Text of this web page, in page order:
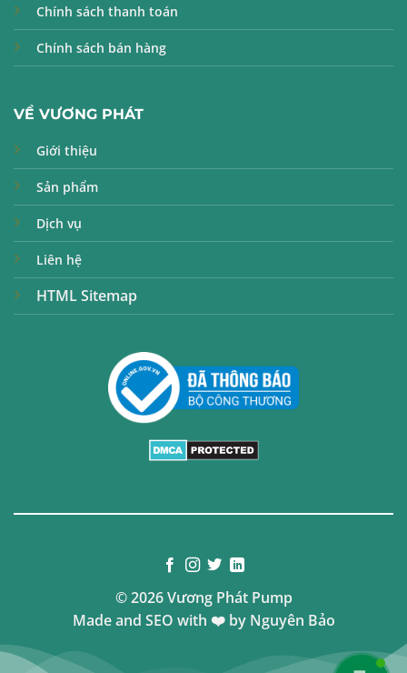
Chính sách thanh toán
Chính sách bán hàng
VỀ VƯƠNG PHÁT
Giới thiệu
Sản phẩm
Dịch vụ
Liên hệ
HTML Sitemap
© 2026 Vương Phát Pump
Made and SEO with ❤️ by Nguyên Bảo